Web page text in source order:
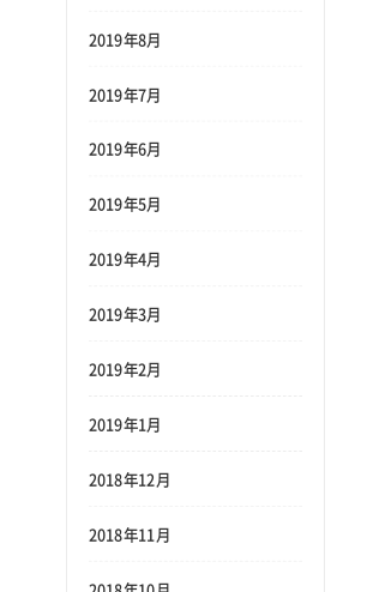
2019年8月
2019年7月
2019年6月
2019年5月
2019年4月
2019年3月
2019年2月
2019年1月
2018年12月
2018年11月